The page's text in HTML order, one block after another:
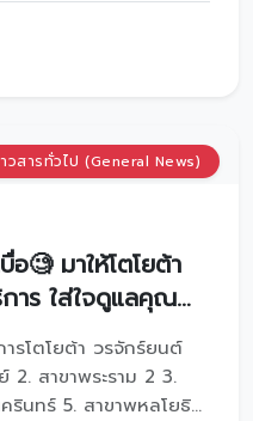
สาขาศรีนครินทร์5.
สาขาสี่แยกบ้านแขก
วสารทั่วไป (General News)
อ🧐 มาให้โตโยต้า
าร ใส่ใจดูแลคุณ
Feel Good ขนาด
รโตโยต้า วรจักร์ยนต์
2. สาขาพระราม 2 3.
รินทร์ 5. สาขาพหลโยธิน